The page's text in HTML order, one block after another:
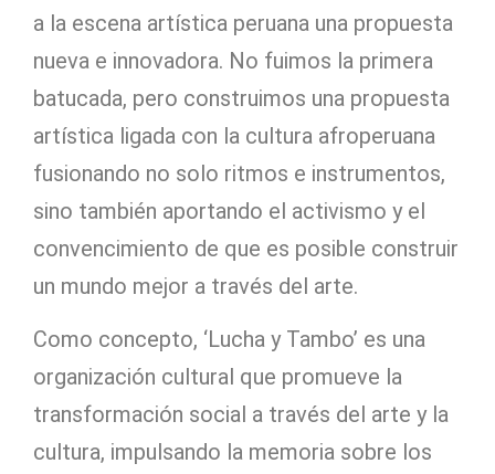
a la escena artística peruana una propuesta
nueva e innovadora. No fuimos la primera
batucada, pero construimos una propuesta
artística ligada con la cultura afroperuana
fusionando no solo ritmos e instrumentos,
sino también aportando el activismo y el
convencimiento de que es posible construir
un mundo mejor a través del arte.
Como concepto, ‘Lucha y Tambo’ es una
organización cultural que promueve la
transformación social a través del arte y la
cultura, impulsando la memoria sobre los